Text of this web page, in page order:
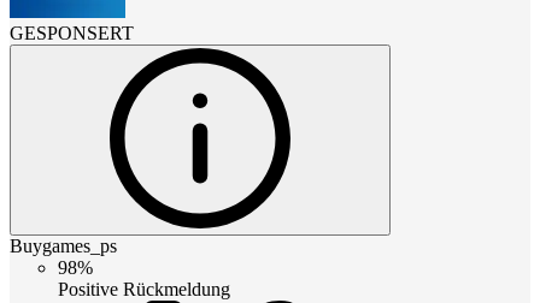
GESPONSERT
Buygames_ps
98%
Positive Rückmeldung